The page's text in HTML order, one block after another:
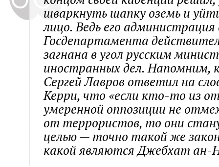
шваркнуть шапку оземь и
лицо. Ведь его администрация
Госдепартамента
загнана в угол русским
иностранных дел. Напомним,
Сергей Лавров ответил на
Керри, что «если кто-то из
умеренной оппозиции не
от террористов, то они
целью — точно такой же
какой являются Джебхат ан-